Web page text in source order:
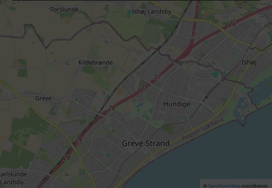
© OpenStreetMapcontributors.